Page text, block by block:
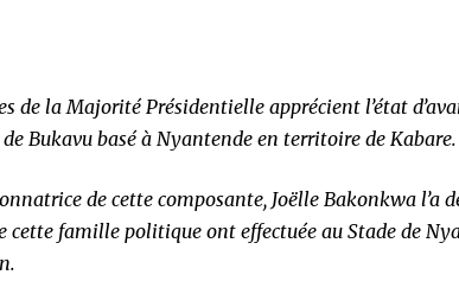
de la Majorité Présidentielle apprécient l’état
Bukavu basé à Nyantende en territoire de Kabare.
de cette composante, Joëlle Bakonkwa l’a
cette famille politique ont effectuée au Stade de